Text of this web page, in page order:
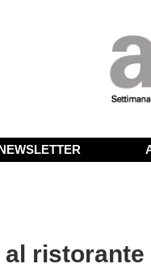
ristorante